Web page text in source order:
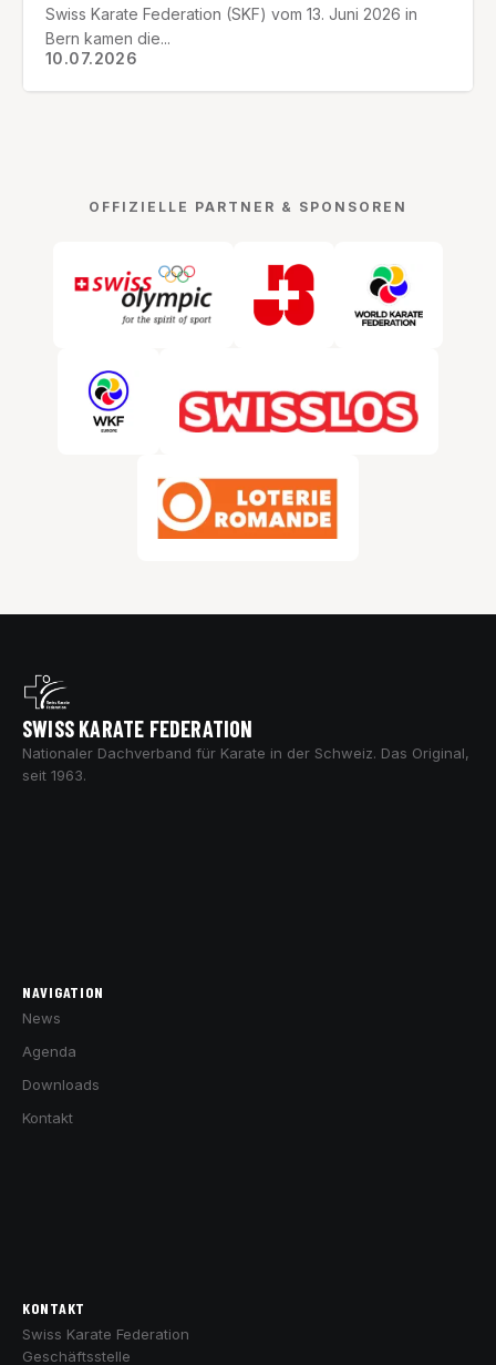
10.07.2026
Swiss Karate Federation (SKF) vom 13. Juni 2026 in
Bern kamen die...
OFFIZIELLE PARTNER & SPONSOREN
SWISS KARATE FEDERATION
Nationaler Dachverband für Karate in der Schweiz. Das Original,
seit 1963.
NAVIGATION
News
Agenda
Downloads
Kontakt
KONTAKT
Swiss Karate Federation
Geschäftsstelle